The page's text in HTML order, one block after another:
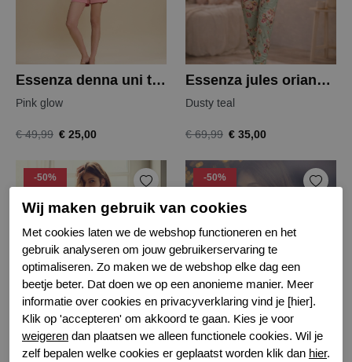
Essenza denna uni top
Pink glow
€ 49,99 € 25,00
Essenza jules orianna broek
Dusty teal
€ 69,99 € 35,00
-50%
Essenza allora jules broek
Antra
-50%
Antra Flower
Wij maken gebruik van cookies
Met cookies laten we de webshop functioneren en het
gebruik analyseren om jouw gebruikerservaring te
optimaliseren. Zo maken we de webshop elke dag een
beetje beter. Dat doen we op een anonieme manier. Meer
informatie over cookies en privacyverklaring vind je [hier].
Klik op 'accepteren' om akkoord te gaan. Kies je voor
weigeren dan plaatsen we alleen functionele cookies. Wil je
zelf bepalen welke cookies er geplaatst worden klik dan hier.